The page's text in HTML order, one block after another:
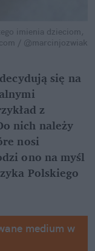
imienia dzieciom,
/ @marcinjozwiak
się na
z
nich należy
nosi
ono na myśl
Polskiego
medium w